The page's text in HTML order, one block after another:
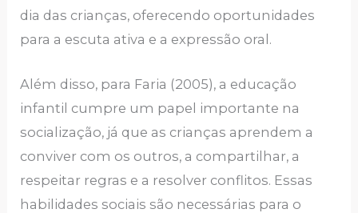
dia das crianças, oferecendo oportunidades
para a escuta ativa e a expressão oral.
Além disso, para Faria (2005), a educação
infantil cumpre um papel importante na
socialização, já que as crianças aprendem a
conviver com os outros, a compartilhar, a
respeitar regras e a resolver conflitos. Essas
habilidades sociais são necessárias para o